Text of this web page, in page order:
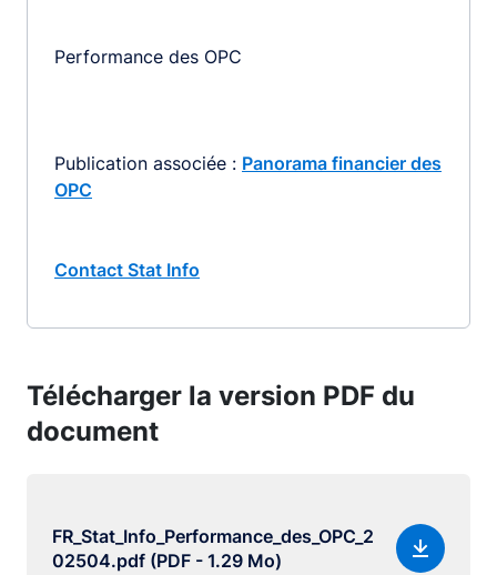
Performance des OPC
Publication associée : Panorama financier des
OPC
Contact Stat Info
Télécharger la version PDF du
document
FR_Stat_Info_Performance_des_OPC_2
02504.pdf (PDF - 1.29 Mo)